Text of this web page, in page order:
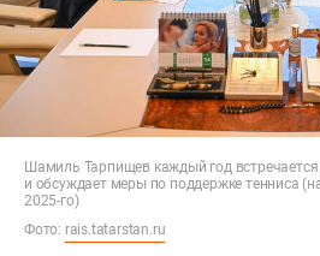
Шамиль Тарпищев каждый год
и обсуждает меры по поддержке тенниса
2025-го)
Фото: rais.tatarstan.ru